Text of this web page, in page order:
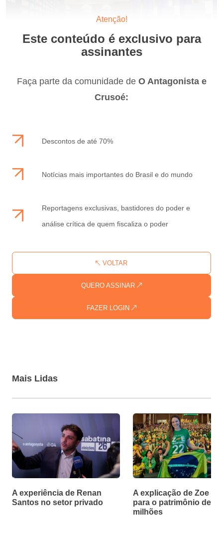
Atenção!
Este conteúdo é exclusivo para
assinantes
Faça parte da comunidade de O Antagonista e
Crusoé:
Descontos de até 70%
Notícias mais importantes do Brasil e do mundo
Reportagens exclusivas, bastidores do poder e
análise crítica de quem fiscaliza o poder
FAZER LOGIN
QUERO ASSINAR
VOLTAR
Mais Lidas
A experiência de Renan
Santos no setor privado
A explicação de Zoe
para o patrimônio de
milhões